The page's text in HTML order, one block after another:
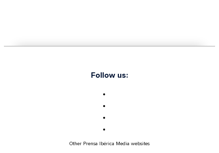
Follow us:
Other Prensa Ibérica Media websites